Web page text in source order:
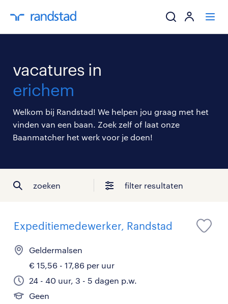
mijn carrière
over randstad
vacatures in
erichem
Welkom bij Randstad! We helpen jou graag met het
vinden van een baan. Zoek zelf of laat onze
Baanmatcher het werk voor je doen!
zoeken filter resultaten
Expeditiemedewerker, Randstad
Geldermalsen
€ 15,56 - 17,86 per uur
24 - 40 uur, 3 - 5 dagen p.w.
Geen